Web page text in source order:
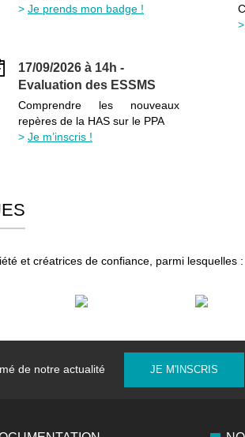
Je prends mon badge !
17/09/2026 à 14h -
Evaluation des ESSMS
Comprendre les nouveaux
repères de la HAS sur le PPA
Je m’inscris !
et créatrices de confiance, parmi lesquelles :
de notre actualité JE M'INSCRIS